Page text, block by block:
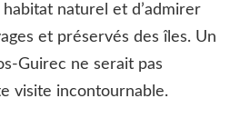
naturel et d’admirer
et préservés des îles. Un
Guirec ne serait pas
visite incontournable.